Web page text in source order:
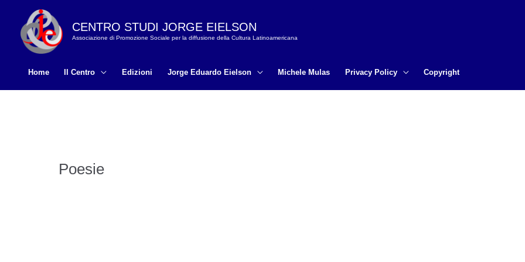
contenuto
CENTRO STUDI JORGE EIELSON
Associazione di Promozione Sociale per la diffusione della Cultura Latinoamericana
Home Il Centro Edizioni Jorge Eduardo Eielson Michele Mulas Privacy Policy Copyright
Poesie